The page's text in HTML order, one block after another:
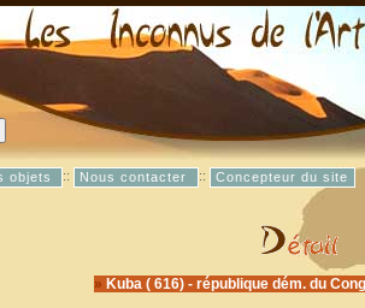
objets :: Nous contacter :: Concepteur du site
» Kuba ( 616) - république dém. du